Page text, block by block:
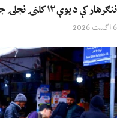
ننګرهار کې د یوې ۱۲ کلنۍ نجلۍ جسد موندل شوی
6 اگست 2026